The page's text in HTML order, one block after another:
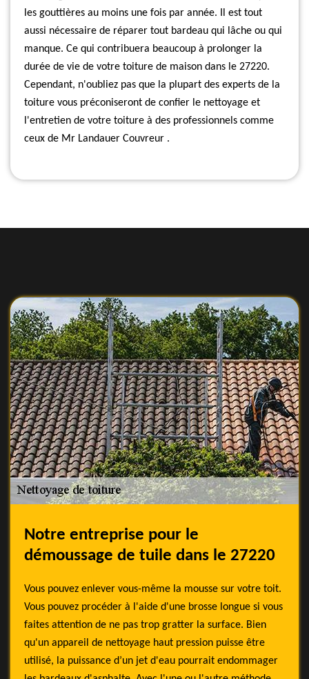
les gouttières au moins une fois par année. Il est tout
aussi nécessaire de réparer tout bardeau qui lâche ou qui
manque. Ce qui contribuera beaucoup à prolonger la
durée de vie de votre toiture de maison dans le 27220.
Cependant, n'oubliez pas que la plupart des experts de la
toiture vous préconiseront de confier le nettoyage et
l'entretien de votre toiture à des professionnels comme
ceux de Mr Landauer Couvreur .
Notre entreprise pour le
démoussage de tuile dans le 27220
Vous pouvez enlever vous-même la mousse sur votre toit.
Vous pouvez procéder à l'aide d'une brosse longue si vous
faites attention de ne pas trop gratter la surface. Bien
qu'un appareil de nettoyage haut pression puisse être
utilisé, la puissance d’un jet d'eau pourrait endommager